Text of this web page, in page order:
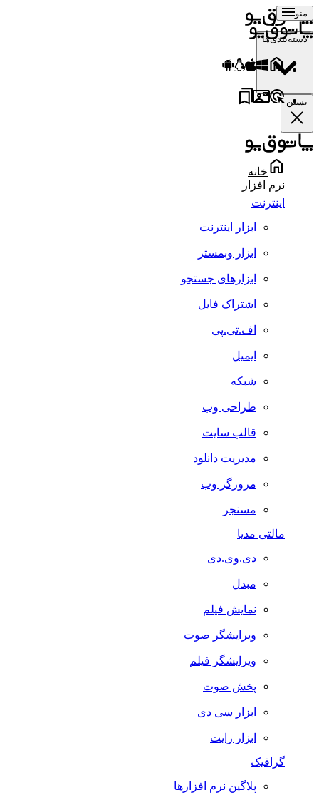
منو
دسته‌بندی‌ها
بستن
خانه
نرم افزار
اینترنت
ابزار اینترنت
ابزار وبمستر
ابزارهای جستجو
اشتراک فایل
اف.تی.پی
ایمیل
شبکه
طراحی وب
قالب سایت
مدیریت دانلود
مرورگر وب
مسنجر
مالتی مدیا
دی.وی.دی
مبدل
نمایش فیلم
ویرایشگر صوت
ویرایشگر فیلم
پخش صوت
ابزار سی دی
ابزار رایت
گرافیک
پلاگین نرم افزارها